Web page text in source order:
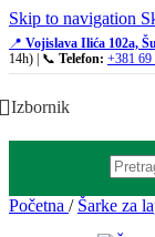
Skip to navigation
📍 Vojislava Ilića 102a,
14h) | 📞 Telefon: +381 69
Izbornik
Početna / Šarke za